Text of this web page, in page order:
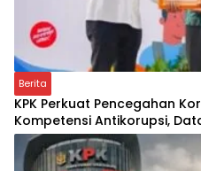
Berita
KPK Perkuat Pencegahan
Kompetensi Antikorupsi,
Peningkatan Signifikan